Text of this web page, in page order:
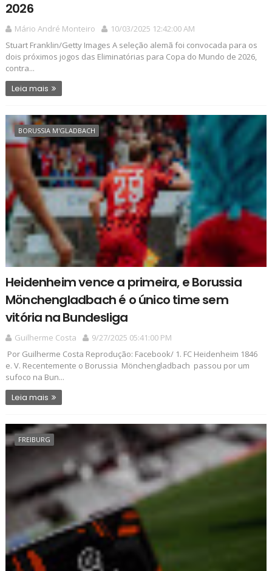
2026
Mário André Monteiro
10/03/2025 12:42:00 AM
Stuart Franklin/Getty Images A seleção alemã foi convocada para os
dois próximos jogos das Eliminatórias para Copa do Mundo de 2026,
contra...
Leia mais
BORUSSIA M'GLADBACH
Heidenheim vence a primeira, e Borussia
Mönchengladbach é o único time sem
vitória na Bundesliga
Guilherme Costa
9/27/2025 05:41:00 PM
Por Guilherme Costa Reprodução: Facebook/ 1. FC Heidenheim 1846
e. V. Recentemente o Borussia Mönchengladbach passou por um
sufoco na Bun...
Leia mais
FREIBURG